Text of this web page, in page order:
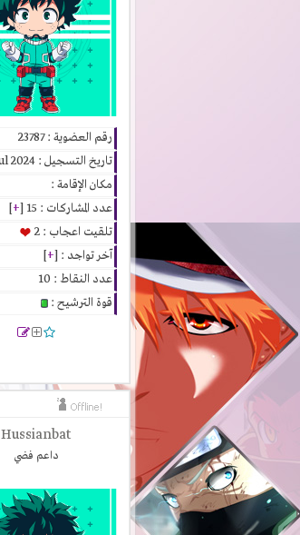
رقم العضوية : 23787
تاريخ التسجيل : Jul 2024
مكان الإقامة :
عدد المشاركات : 15 [
+
]
تلقيت اعجاب : 2
آخر تواجد : [+
]
عدد النقاط : 10
قوة الترشيح :
Hussianbat
داعم فضي